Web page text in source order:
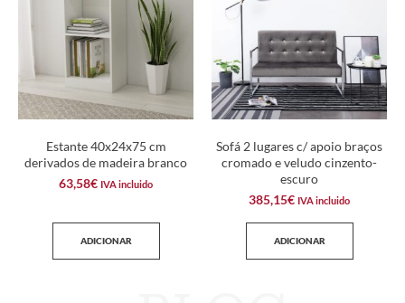
Estante 40x24x75 cm
derivados de madeira branco
63,58€ IVA incluido
ADICIONAR
Sofá 2 lugares c/ apoio braços
cromado e veludo cinzento-
escuro
385,15€ IVA incluido
ADICIONAR